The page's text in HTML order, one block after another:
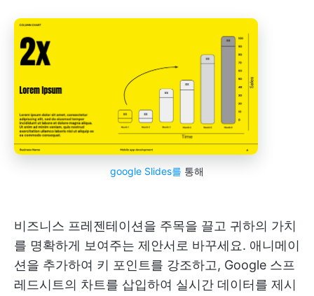
google Slides를 통해
비즈니스 프레젠테이션을 주목을 끌고 귀하의 가치
를 명확하게 보여주는 제안서로 바꾸세요. 애니메이
션을 추가하여 키 포인트를 강조하고, Google 스프
레드시트의 차트를 삽입하여 실시간 데이터를 제시